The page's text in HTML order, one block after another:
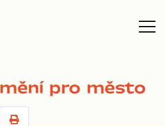
pro město